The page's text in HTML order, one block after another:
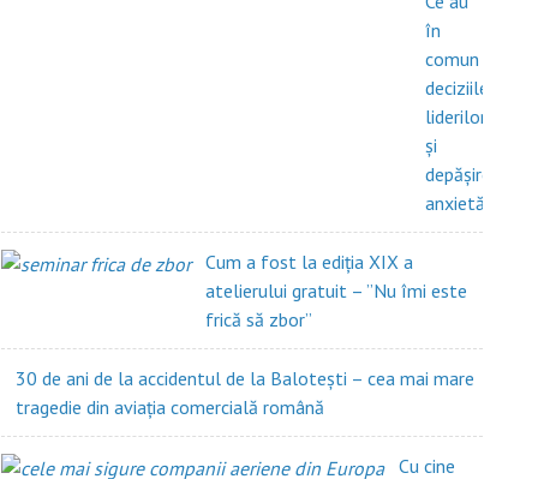
în
comun
deciziile
liderilor
și
depășirea
anxietății?
Cum a fost la ediția XIX a
atelierului gratuit – ”Nu îmi este
frică să zbor”
30 de ani de la accidentul de la Balotești – cea mai mare
tragedie din aviația comercială română
Cu cine